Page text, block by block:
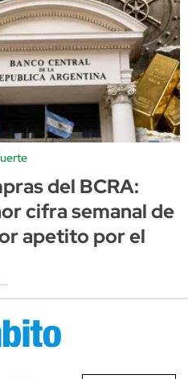
del BCRA:
cifra semanal de
apetito por el